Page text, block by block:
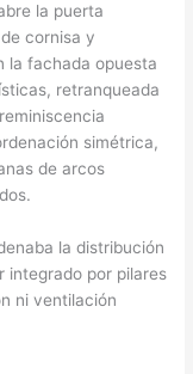
la puerta
cornisa y
la fachada opuesta
retranqueada
simétrica,
de arcos
la distribución
integrado por pilares
ni ventilación